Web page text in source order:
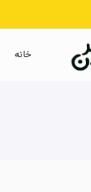
خانه